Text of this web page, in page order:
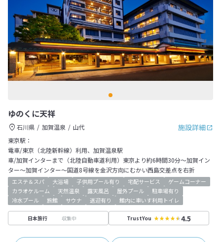
ゆのくに天祥
施設詳細
石川県 加賀温泉
山代
東京駅：
電車/東京（北陸新幹線）利用、加賀温泉駅
車/加賀インターまで（北陸自動車道利用）東京より約6時間30分～加賀イン
ター～加賀インター～国道8号線を金沢方向にむかい西島交差点を右折
エステ＆スパ 大浴場 子供用プール有り 宅配サービス
ゲームコーナー
カラオケルーム
天然温泉 露天風呂 屋外プール
駐車場有り
冷水プール
旅館 サウナ 送迎有り 館内に車いす利用トイレ
日本旅行 収集中 TrustYou 4.5